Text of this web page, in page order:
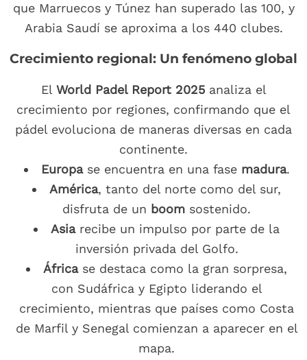
que Marruecos y Túnez han superado las 100, y
Arabia Saudí se aproxima a los 440 clubes.
Crecimiento regional: Un fenómeno global
El World Padel Report 2025analiza el
crecimiento por regiones, confirmando que el
pádel evoluciona de maneras diversas en cada
continente.
Europase encuentra en una fase madura.
América, tanto del norte como del sur,
disfruta de un boom sostenido.
Asiarecibe un impulso por parte de la
inversión privada del Golfo.
Áfricase destaca como la gran sorpresa,
con Sudáfrica y Egipto liderando el
crecimiento, mientras que países como Costa
de Marfil y Senegal comienzan a aparecer en el
mapa.